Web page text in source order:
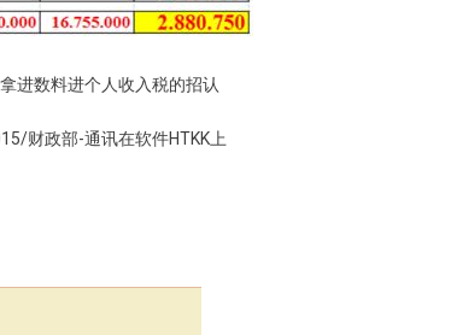
进数料进个人收入税的招认
财政部-通讯在软件HTKK上